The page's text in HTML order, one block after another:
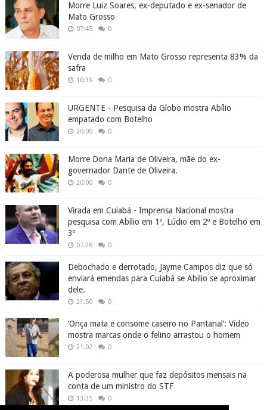
Morre Luiz Soares, ex-deputado e ex-senador de
Mato Grosso
07:45 0
Venda de milho em Mato Grosso representa 83% da
safra
10:33 0
URGENTE - Pesquisa da Globo mostra Abílio
empatado com Botelho
20:00 0
Morre Dona Maria de Oliveira, mãe do ex-
governador Dante de Oliveira.
20:00 0
Virada em Cuiabá - Imprensa Nacional mostra
pesquisa com Abílio em 1º, Lúdio em 2º e Botelho em
3º
07:26 0
Debochado e derrotado, Jayme Campos diz que só
enviará emendas para Cuiabá se Abilio se aproximar
dele.
21:50 0
‘Onça mata e consome caseiro no Pantanal’: Vídeo
mostra marcas onde o felino arrastou o homem
21:02 0
A poderosa mulher que faz depósitos mensais na
conta de um ministro do STF
13:35 0